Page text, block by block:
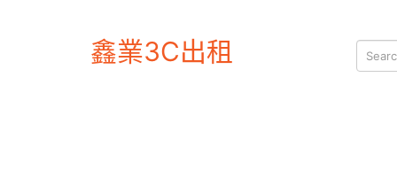
鑫業3C出租